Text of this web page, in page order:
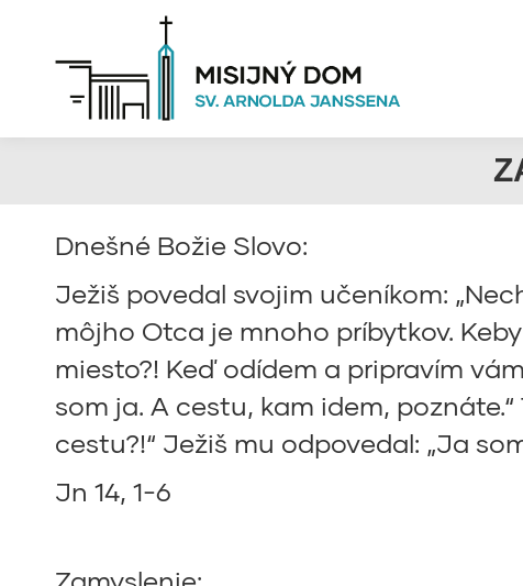
Dnešné Božie Slovo:
Ježiš povedal svojim učeníkom:
môjho Otca je mnoho príbytkov.
miesto?! Keď odídem a pripravím
som ja. A cestu, kam idem,
cestu?!“ Ježiš mu odpovedal: „Ja
Jn 14, 1-6